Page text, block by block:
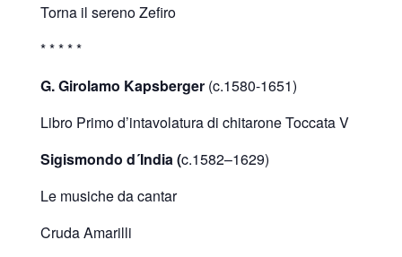
Torna il sereno Zefiro
* * * * *
G. Girolamo Kapsberger(c.1580-1651)
Libro Primo d’intavolatura di chitarone Toccata V
Sigismondo d´India (c.1582–1629)
Le musiche da cantar
Cruda Amarilli